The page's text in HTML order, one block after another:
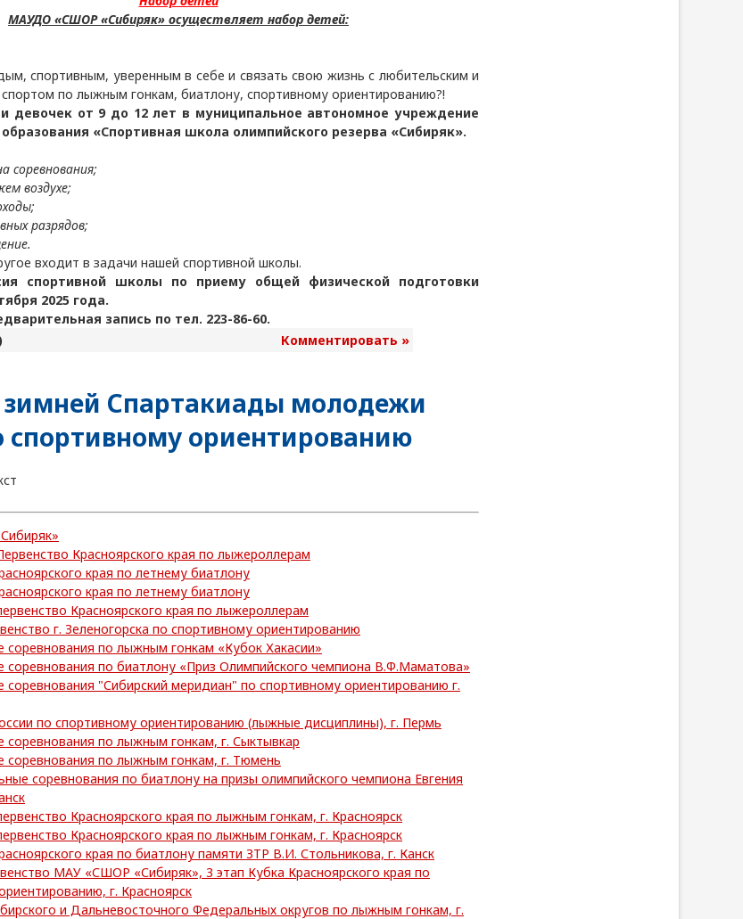
МАУДО «СШОР «Сибиряк» осуществляет набор детей:
спортивным, уверенным в себе и связать свою жизнь с любительским и
по лыжным гонкам, биатлону, спортивному ориентированию?!
девочек от 9 до 12 лет в муниципальное автономное учреждение
«Спортивная школа олимпийского резерва «Сибиряк».
соревнования;
воздухе;
разрядов;
входит в задачи нашей спортивной школы.
спортивной школы по приему общей физической подготовки
2025 года.
запись по тел. 223-86-60.
Комментировать »
Спартакиады молодежи
спортивному ориентированию
Красноярского края по лыжероллерам
края по летнему биатлону
края по летнему биатлону
Красноярского края по лыжероллерам
г. Зеленогорска по спортивному ориентированию
соревнования по лыжным гонкам «Кубок Хакасии»
соревнования по биатлону «Приз Олимпийского чемпиона В.Ф.Маматова»
соревнования "Сибирский меридиан" по спортивному ориентированию г.
по спортивному ориентированию (лыжные дисциплины), г. Пермь
соревнования по лыжным гонкам, г. Сыктывкар
соревнования по лыжным гонкам, г. Тюмень
соревнования по биатлону на призы олимпийского чемпиона Евгения
Красноярского края по лыжным гонкам, г. Красноярск
Красноярского края по лыжным гонкам, г. Красноярск
края по биатлону памяти ЗТР В.И. Стольникова, г. Канск
МАУ «СШОР «Сибиряк», 3 этап Кубка Красноярского края по
г. Красноярск
и Дальневосточного Федеральных округов по лыжным гонкам, г.